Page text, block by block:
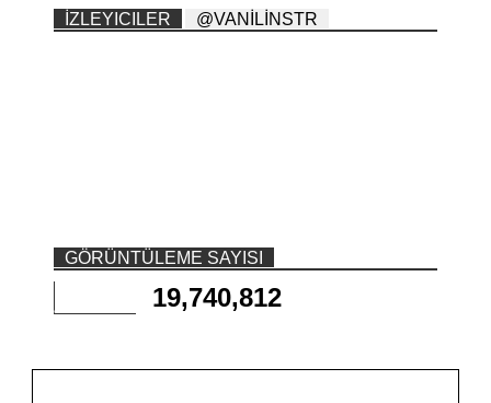
İZLEYICILER @VANİLİNSTR
GÖRÜNTÜLEME SAYISI
19,740,812